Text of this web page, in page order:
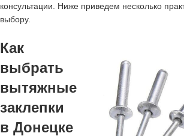
консультации. Ниже приведем несколько
выбору.
Как
выбрать
вытяжные
заклепки
в Донецке